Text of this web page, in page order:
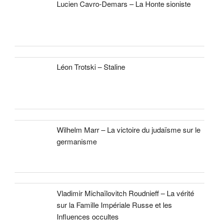
Lucien Cavro-Demars – La Honte sioniste
Léon Trotski – Staline
Wilhelm Marr – La victoire du judaïsme sur le
germanisme
Vladimir Michaïlovitch Roudnieff – La vérité
sur la Famille Impériale Russe et les
Influences occultes